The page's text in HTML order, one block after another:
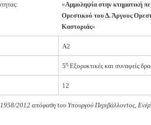
«Αμμοληψία στην κτηματική
Ορεστικού του Δ. Άργους
Καστοριάς»
A2
5η Εξορυκτικές και συναφείς
12
2012 απόφαση του Υπουργού Περιβάλλοντος,